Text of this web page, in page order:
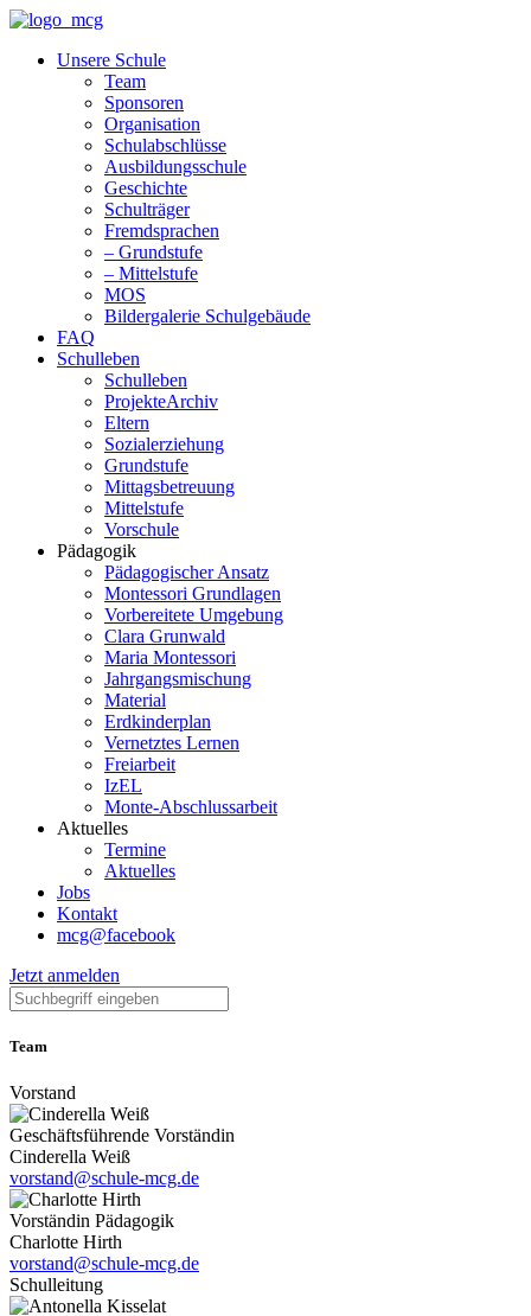
Unsere Schule
Team
Sponsoren
Organisation
Schulabschlüsse
Ausbildungsschule
Geschichte
Schulträger
Fremdsprachen
– Grundstufe
– Mittelstufe
MOS
Bildergalerie Schulgebäude
FAQ
Schulleben
Schulleben
ProjekteArchiv
Eltern
Sozialerziehung
Grundstufe
Mittagsbetreuung
Mittelstufe
Vorschule
Pädagogik
Pädagogischer Ansatz
Montessori Grundlagen
Vorbereitete Umgebung
Clara Grunwald
Maria Montessori
Jahrgangsmischung
Material
Erdkinderplan
Vernetztes Lernen
Freiarbeit
IzEL
Monte-Abschlussarbeit
Aktuelles
Termine
Aktuelles
Jobs
Kontakt
mcg@facebook
Jetzt anmelden
Team
Vorstand
Geschäftsführende Vorständin
Cinderella Weiß
vorstand@schule-mcg.de
Vorständin Pädagogik
Charlotte Hirth
vorstand@schule-mcg.de
Schulleitung